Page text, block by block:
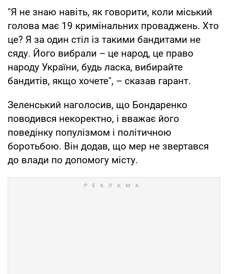
"Я не знаю навіть, як говорити, коли міський
голова має 19 кримінальних проваджень. Хто
це? Я за один стіл із такими бандитами не
сяду. Його вибрали – це народ, це право
народу України, будь ласка, вибирайте
бандитів, якщо хочете", – сказав гарант.
Зеленський наголосив, що Бондаренко
поводився некоректно, і вважає його
поведінку популізмом і політичною
боротьбою. Він додав, що мер не звертався
до влади по допомогу місту.